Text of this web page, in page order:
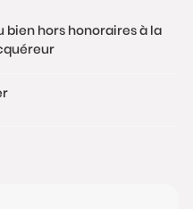
site
bien hors honoraires à la